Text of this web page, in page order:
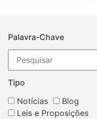
Palavra-Chave
Tipo
Notícias
Blog
Leis e Proposições